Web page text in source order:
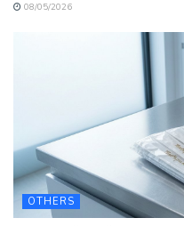
08/05/2026
OTHERS